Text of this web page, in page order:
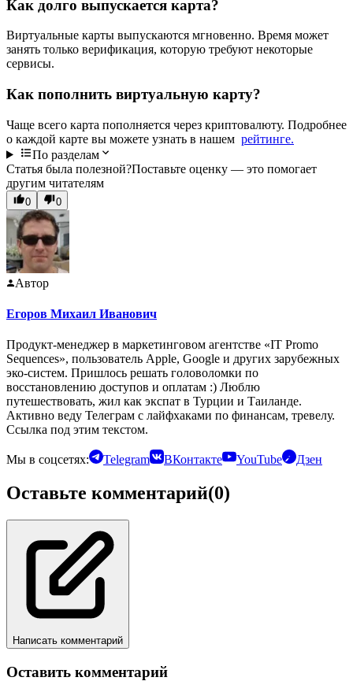
Как долго выпускается карта?
Виртуальные карты выпускаются мгновенно. Время может
занять только верификация, которую требуют некоторые
сервисы.
Как пополнить виртуальную карту?
Чаще всего карта пополняется через криптовалюту. Подробнее
о каждой карте вы можете узнать в нашем рейтинге.
По разделам
Статья была полезной?Поставьте оценку — это помогает
другим читателям
0 0
Автор
Егоров Михаил Иванович
Продукт-менеджер в маркетинговом агентстве «IT Promo
Sequences», пользователь Apple, Google и других зарубежных
эко-систем. Пришлось решать головоломки по
восстановлению доступов и оплатам :) Люблю
путешествовать, жил как экспат в Турции и Таиланде.
Активно веду Телеграм с лайфхаками по финансам, тревелу.
Ссылка под этим текстом.
Мы в соцсетях: Telegram ВКонтакте YouTube Дзен
Оставьте комментарий(0)
Написать комментарий
Оставить комментарий